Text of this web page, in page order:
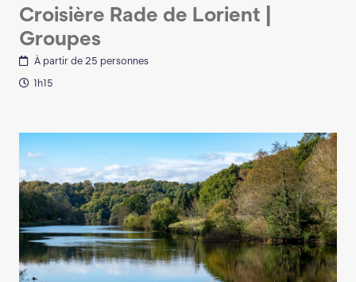
Croisière Rade de Lorient |
Groupes
À partir de 25 personnes
1h15